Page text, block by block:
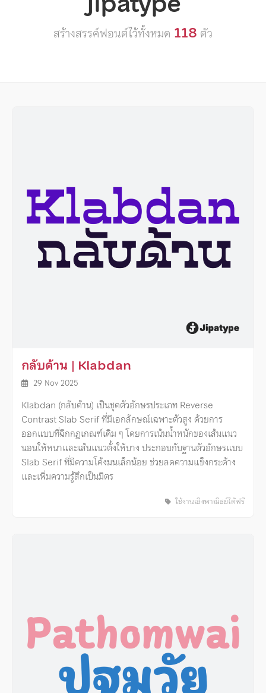
สร้างสรรค์ฟอนต์ไว้ทั้งหมด 118 ตัว
กลับด้าน | Klabdan
29 Nov 2025
Klabdan (กลับด้าน) เป็นชุดตัวอักษรประเภท Reverse
Contrast Slab Serif ที่มีเอกลักษณ์เฉพาะตัวสูง ด้วยการ
ออกแบบที่ฉีกกฎเกณฑ์เดิม ๆ โดยการเน้นน้ำหนักของเส้นแนว
นอนให้หนาและเส้นแนวตั้งให้บาง ประกอบกับฐานตัวอักษรแบบ
Slab Serif ที่มีความโค้งมนเล็กน้อย ช่วยลดความแข็งกระด้าง
และเพิ่มความรู้สึกเป็นมิตร
ใช้งานเชิงพาณิชย์ได้ฟรี